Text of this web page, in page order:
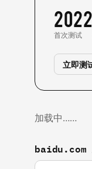
2022
首次测试
立即测
加载中……
baidu.com